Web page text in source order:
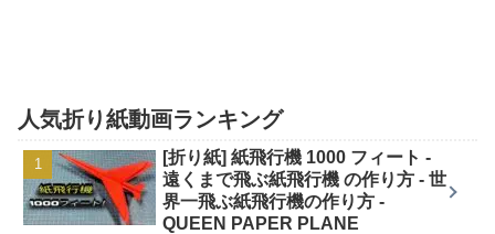
人気折り紙動画ランキング
[折り紙] 紙飛行機 1000 フィート -
遠くまで飛ぶ紙飛行機 の作り方 - 世
界一飛ぶ紙飛行機の作り方 -
QUEEN PAPER PLANE